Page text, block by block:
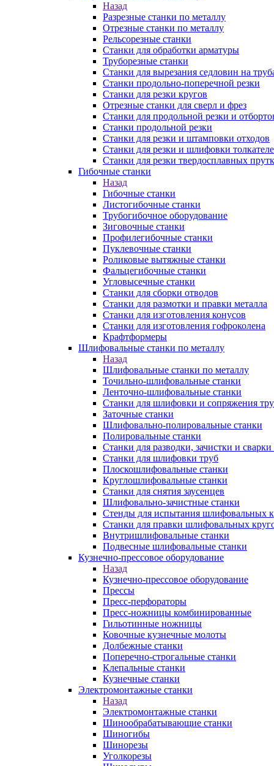
Назад
Разрезные станки по металлу
Отрезные станки по металлу
Рельсорезные станки
Станки для обработки арматуры
Труборезные станки
Станки для вырезания седловин на
Станки продольно-поперечной резки
Станки для резки кругов
Отрезные станки для сверл и фрез
Станки для продольной резки и
Станки продольной резки
Станки для резки и штамповки отходов
Станки для резки и шлифовки
Станки для резки твердосплавных
Гибочные станки
Назад
Гибочные станки
Листогибочные станки
Трубогибочное оборудование
Зиговочные станки
Профилегибочные станки
Пуклевочные станки
Роликовые вытяжные станки
Фальцегибочные станки
Угловысечные станки
Станки для сборки отводов
Станки для размотки и правки металла
Станки для изготовления конусов
Станки для изготовления гофроколена
Крафтформеры
Шлифовальные станки по металлу
Назад
Шлифовальные станки по металлу
Точильно-шлифовальные станки
Ленточно-шлифовальные станки
Станки для шлифовки и сопряжения
Заточные станки
Шлифовально-полировальные станки
Полировальные станки
Станки для разводки, зачистки и сварки
Станки для шлифовки труб
Плоскошлифовальные станки
Круглошлифовальные станки
Станки для снятия заусенцев
Шлифовально-зачистные станки
Стенды для испытания шлифовальных
Станки для правки шлифовальных
Внутришлифовальные станки
Подвесные шлифовальные станки
Кузнечно-прессовое оборудование
Назад
Кузнечно-прессовое оборудование
Прессы
Пресс-перфораторы
Пресс-ножницы комбинированные
Гильотинные ножницы
Ковочные кузнечные молоты
Долбежные станки
Поперечно-строгальные станки
Клепальные станки
Кузнечные станки
Электромонтажные станки
Назад
Электромонтажные станки
Шинообрабатывающие станки
Шиногибы
Шинорезы
Уголкорезы